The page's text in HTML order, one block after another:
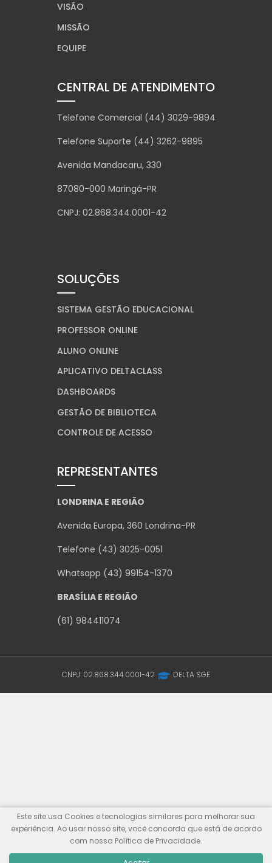
VISÃO
MISSÃO
EQUIPE
CENTRAL DE ATENDIMENTO
Telefone Comercial (44) 3029-9894
Telefone Suporte (44) 3262-9895
Avenida Mandacaru, 330
87080-000 Maringá-PR
CNPJ: 02.868.344.0001-42
SOLUÇÕES
SISTEMA GESTÃO EDUCACIONAL
PROFESSOR ONLINE
ALUNO ONLINE
APLICATIVO DELTACLASS
DASHBOARDS
GESTÃO DE BIBLIOTECA
CONTROLE DE ACESSO
REPRESENTANTES
LONDRINA E REGIÃO
Avenida Europa, 360 Londrina-PR
Telefone (43) 3025-0051
Whatsapp (43) 99154-1370
BRASÍLIA E REGIÃO
(61) 984411074
CNPJ: 02.868.344.0001-42 DELTA SGE
Este site usa Cookies e tecnologias similares para melhorar sua
experiência. Ao usar nosso site, você concorda que está de acordo
com nossa Política de Privacidade.